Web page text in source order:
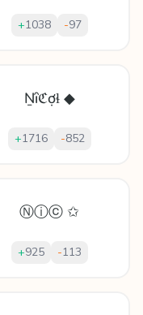
+1038 -97
Ṉȋℭợɬ ◆
+1716 -852
Ⓝⓘⓒ ✩
+925 -113